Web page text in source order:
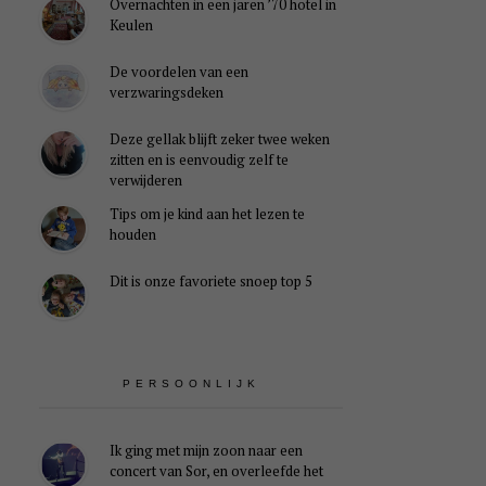
Overnachten in een jaren ’70 hotel in
Keulen
De voordelen van een
verzwaringsdeken
Deze gellak blijft zeker twee weken
zitten en is eenvoudig zelf te
verwijderen
Tips om je kind aan het lezen te
houden
Dit is onze favoriete snoep top 5
PERSOONLIJK
Ik ging met mijn zoon naar een
concert van Sor, en overleefde het